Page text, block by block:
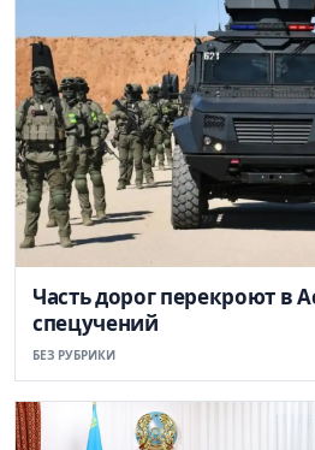
Часть дорог перекроют в
спецучений
БЕЗ РУБРИКИ